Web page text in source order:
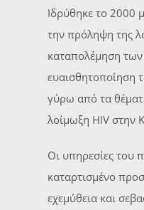
Ιδρύθηκε το 2000
την πρόληψη της
καταπολέμηση
ευαισθητοποίηση
γύρω από τα
λοίμωξη HIV στην
Οι υπηρεσίες του
καταρτισμένο
εχεμύθεια και